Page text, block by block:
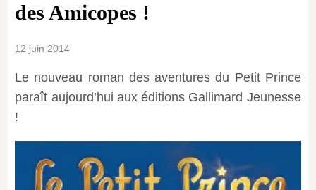
des Amicopes !
12 juin 2014
Le nouveau roman des aventures du Petit Prince
paraît aujourd’hui aux éditions Gallimard Jeunesse
!